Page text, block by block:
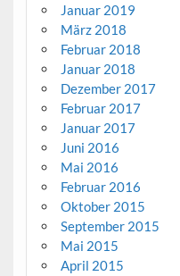
Januar 2019
März 2018
Februar 2018
Januar 2018
Dezember 2017
Februar 2017
Januar 2017
Juni 2016
Mai 2016
Februar 2016
Oktober 2015
September 2015
Mai 2015
April 2015